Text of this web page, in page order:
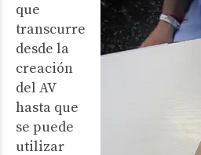
que
transcurre
desde la
creación
del AV
hasta que
se puede
utilizar